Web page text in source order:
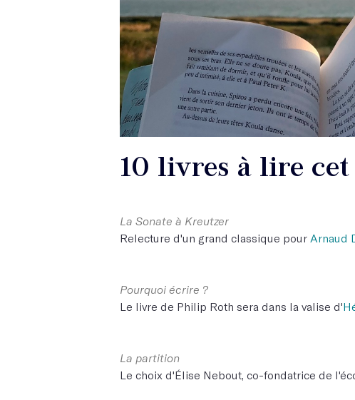
10 livres à lire cet
La Sonate à Kreutzer
Relecture d'un grand classique pour Arnaud
Pourquoi écrire ?
Le livre de Philip Roth sera dans la valise d'
La partition
Le choix d'Élise Nebout, co-fondatrice de